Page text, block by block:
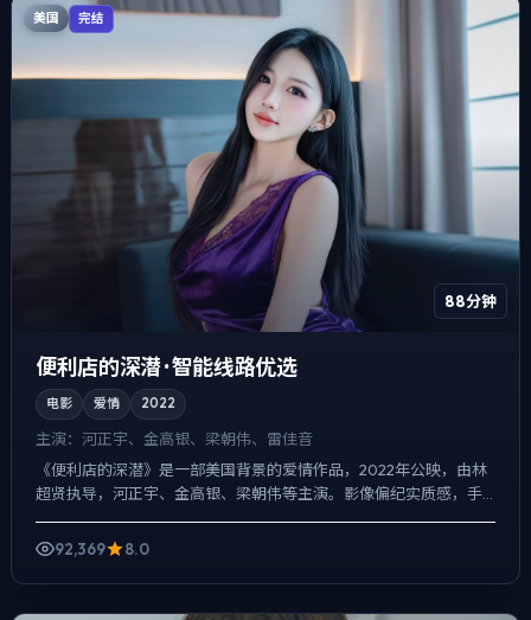
美国 完结
88分钟
便利店的深潜 · 智能线路优选
电影 爱情 2022
主演： 河正宇、金高银、梁朝伟、雷佳音
《便利店的深潜》是一部美国背景的爱情作品，2022年公映，由林
超贤执导，河正宇、金高银、梁朝伟等主演。影像偏纪实质感，手
92,369
8.0